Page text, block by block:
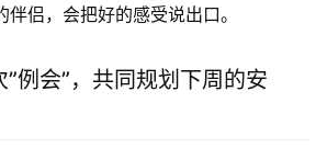
侣，会把好的感受说出口。
例会”，共同规划下周的安